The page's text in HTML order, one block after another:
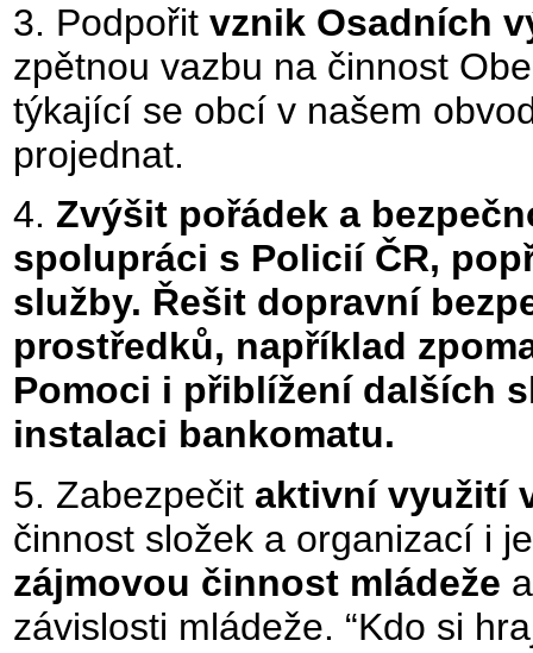
3. Podpořit vznik Osadních
zpětnou vazbu na činnost
týkající se obcí v našem
projednat.
4. Zvýšit pořádek a
spolupráci s Policií ČR,
služby. Řešit dopravní
prostředků, například
Pomoci i přiblížení dalších
instalaci bankomatu.
5. Zabezpečit aktivní využití
činnost složek a organizací i
zájmovou činnost mládeže
závislosti mládeže. “Kdo si